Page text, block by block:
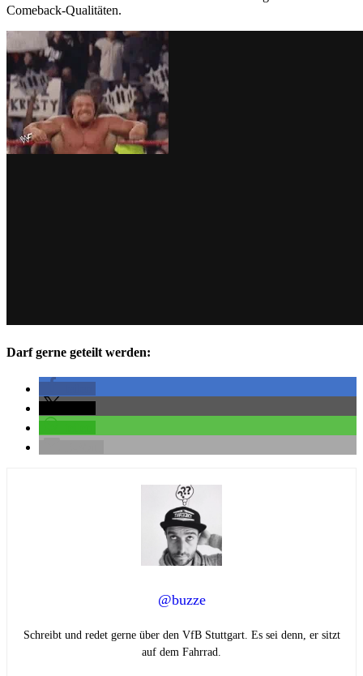
Comeback-Qualitäten.
Darf gerne geteilt werden:
@buzze
Schreibt und redet gerne über den VfB Stuttgart. Es sei denn, er sitzt
auf dem Fahrrad.